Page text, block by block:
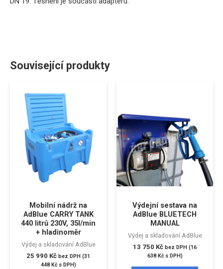
Související produkty
Mobilní nádrž na
AdBlue CARRY TANK
440 litrů 230V, 35l/min
+ hladinoměr
Výdej a skladování AdBlue
25 990 Kč bez DPH (31
448 Kčs DPH)
Výdejní sestava na
AdBlue BLUETECH
MANUAL
Výdej a skladování AdBlue
13 750 Kč bez DPH (16
638 Kčs DPH)